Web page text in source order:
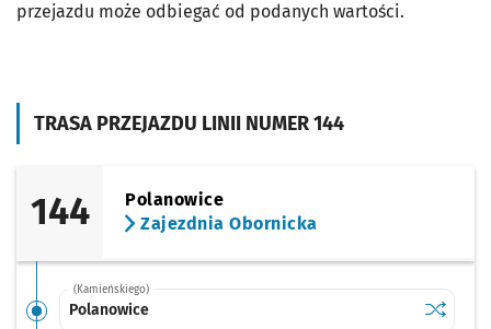
TRASA PRZEJAZDU LINII NUMER 144
144
Polanowice
Zajezdnia Obornicka
(Kamieńskiego)
Polanowice Sprawdź
przejazdu może odbiegać od podanych wartości.